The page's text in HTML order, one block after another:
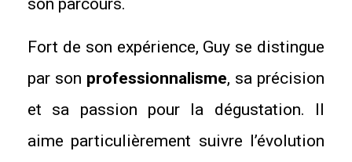
son parcours.
Fort de son expérience, Guy se distingue
par son professionnalisme, sa précision
et sa passion pour la dégustation. Il
aime particulièrement suivre l’évolution